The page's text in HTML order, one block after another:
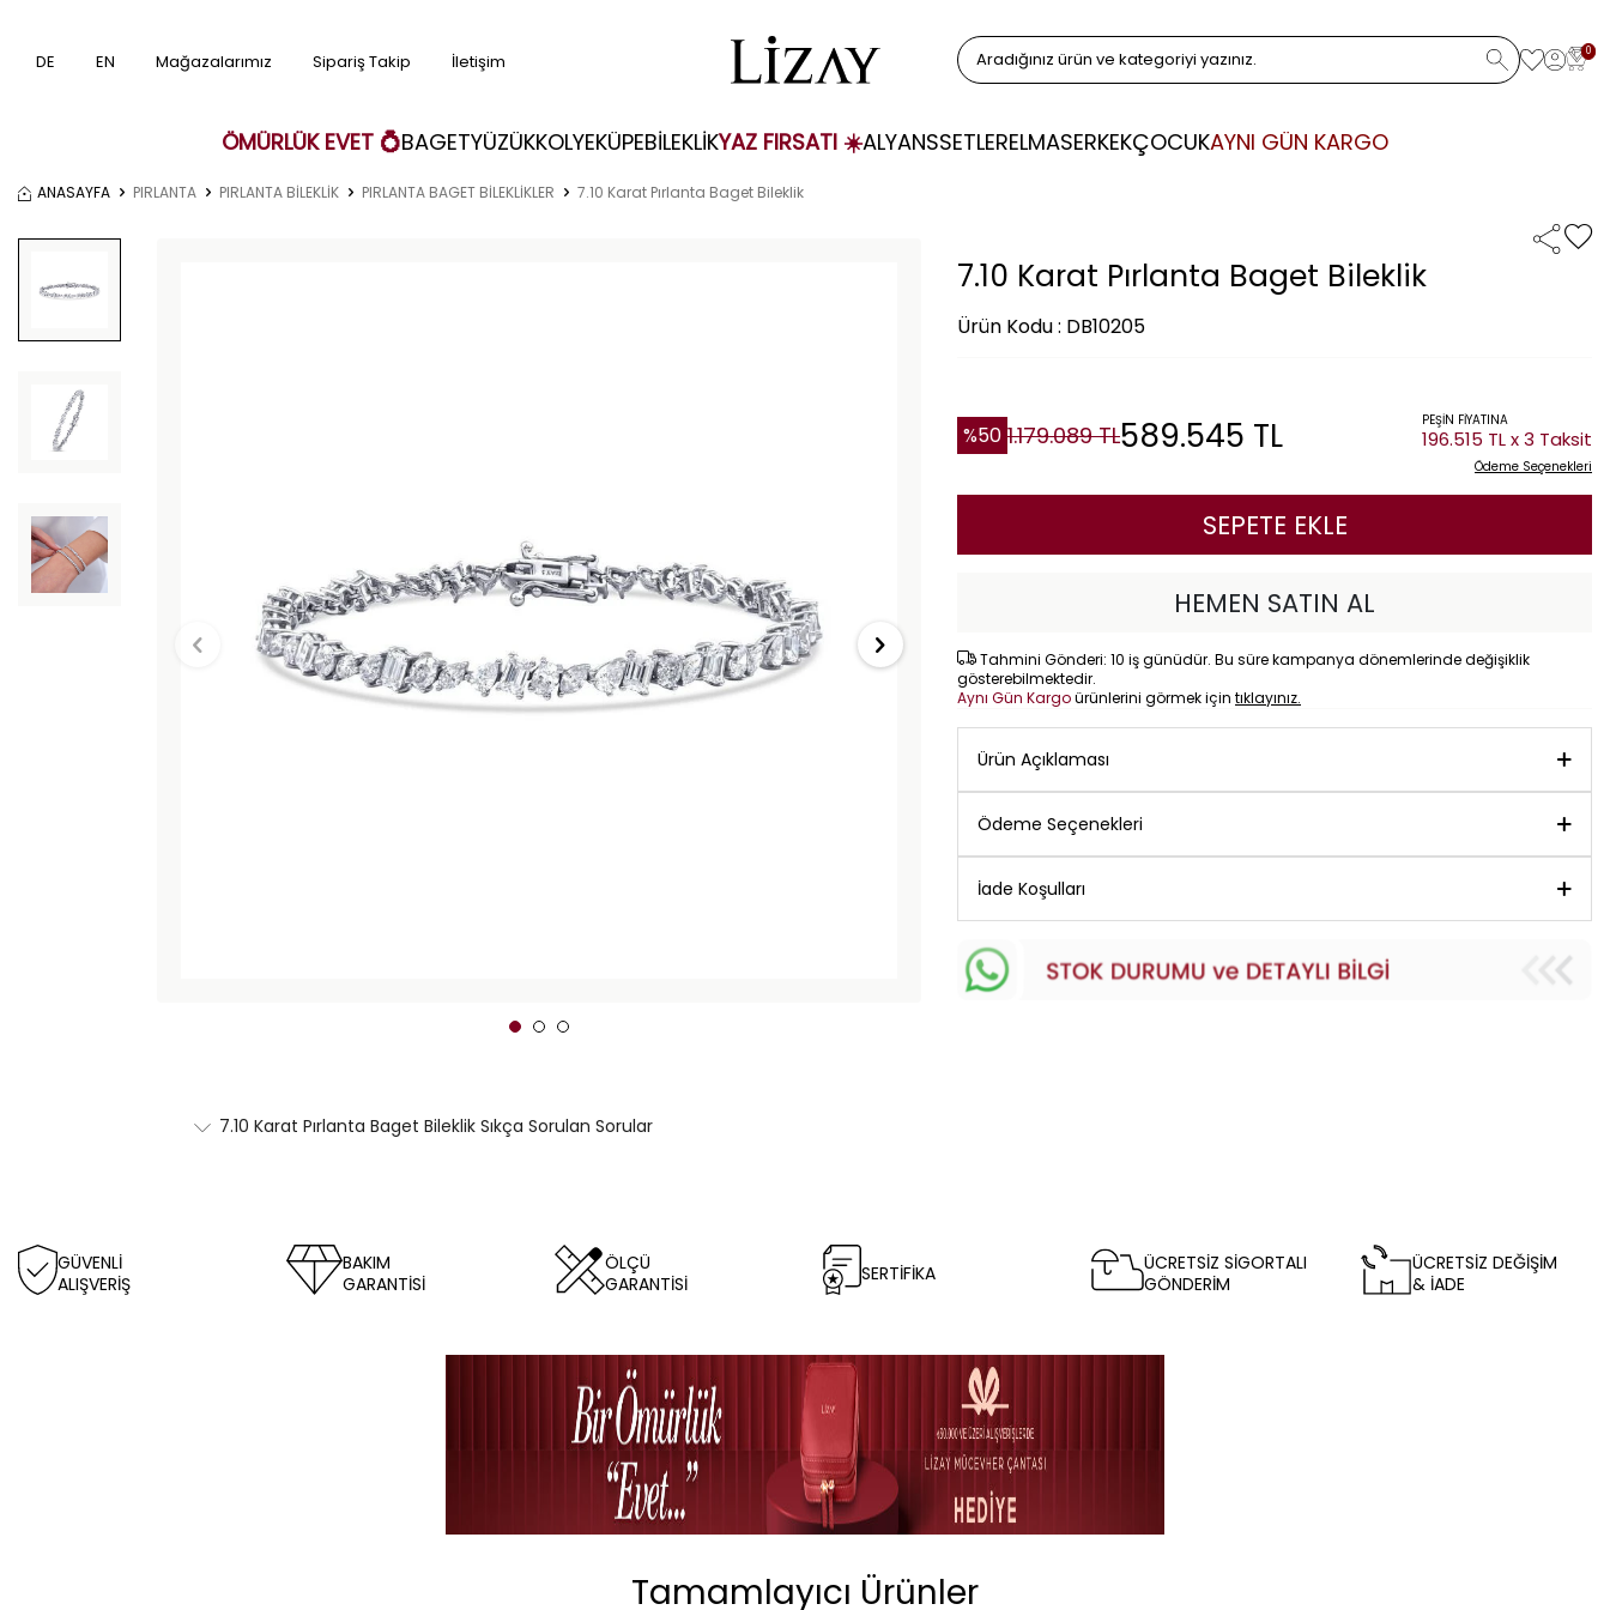
DE EN Mağazalarımız Sipariş Takip İletişim 0
ÖMÜRLÜK EVET 💍BAGETYÜZÜKKOLYEKÜPEBİLEKLİKYAZ FIRSATI ☀️ALYANSSETLERELMASERKEKÇOCUKAYNI GÜN KARGO
ANASAYFA PIRLANTA PIRLANTA BİLEKLİK PIRLANTA BAGET BİLEKLİKLER 7.10 Karat Pırlanta Baget Bileklik
7.10 Karat Pırlanta Baget Bileklik
Ürün Kodu : DB10205
%50 1.179.089TL589.545 TL PEŞİN FİYATINA
196.515 TL x 3 Taksit
Ödeme Seçenekleri
SEPETE EKLE
HEMEN SATIN AL
Tahmini Gönderi: 10 iş günüdür. Bu süre kampanya dönemlerinde değişiklik
gösterebilmektedir.
Aynı Gün Kargoürünlerini görmek için tıklayınız.
Ürün Açıklaması
Ödeme Seçenekleri
İade Koşulları
7.10 Karat Pırlanta Baget Bileklik Sıkça Sorulan Sorular
GÜVENLİ
ALIŞVERİŞ
BAKIM
GARANTİSİ
ÖLÇÜ
GARANTİSİ
SERTİFİKA
ÜCRETSİZ SİGORTALI
GÖNDERİM
ÜCRETSİZ DEĞİŞİM
& İADE
Tamamlayıcı Ürünler